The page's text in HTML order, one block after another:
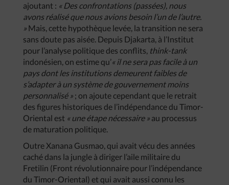
ajoutant : « Des confrontations (passées), nous
avons réalisé que nous avions besoin l’un de l’autre.
» Mais, cette hypothèque levée, la transition ne sera
sans doute pas aisée. Depuis Djakarta, à l’Institut
pour l’analyse politique des conflits, think-tank
indonésien, on estime qu’« il ne sera pas facile à un
pays dont les institutions demeurent faibles de
s’adapter à un système de gouvernement moins
personnalisé » ; on ajoute cependant que le retrait
des figures historiques de l’indépendance du Timor-
Oriental est « une étape nécessaire » au processus
de maturation politique.
Outre Xanana Gusmao, qui avait vécu des années
caché dans la jungle à diriger l’aile militaire du
Fretilin (Front révolutionnaire pour l’indépendance
du Timor-Oriental) et qui avait aussi connu les